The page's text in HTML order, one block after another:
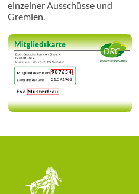
einzelner Ausschüsse und
Gremien.